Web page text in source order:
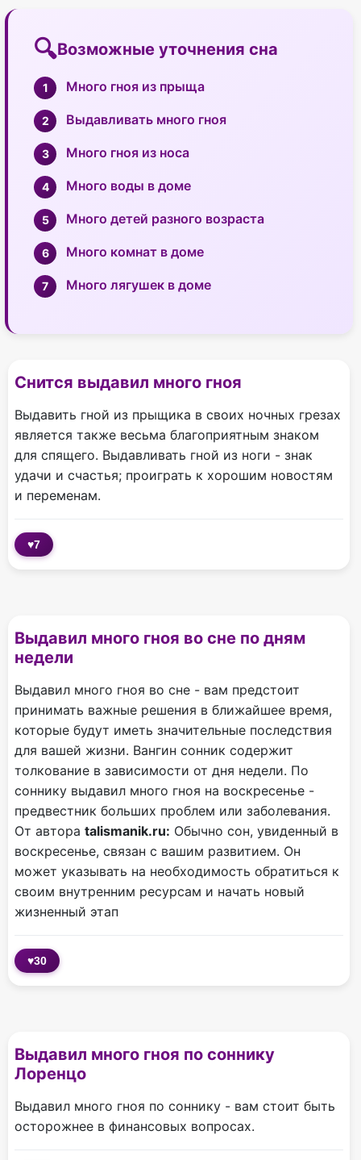
Возможные уточнения сна
Много гноя из прыща
Выдавливать много гноя
Много гноя из носа
Много воды в доме
Много детей разного возраста
Много комнат в доме
Много лягушек в доме
Снится выдавил много гноя
Выдавить гной из прыщика в своих ночных грезах
является также весьма благоприятным знаком
для спящего. Выдавливать гной из ноги - знак
удачи и счастья; проиграть к хорошим новостям
и переменам.
♥7
Выдавил много гноя во сне по дням
недели
Выдавил много гноя во сне - вам предстоит
принимать важные решения в ближайшее время,
которые будут иметь значительные последствия
для вашей жизни. Вангин сонник содержит
толкование в зависимости от дня недели. По
соннику выдавил много гноя на воскресенье -
предвестник больших проблем или заболевания.
От автора talismanik.ru: Обычно сон, увиденный в
воскресенье, связан с вашим развитием. Он
может указывать на необходимость обратиться к
своим внутренним ресурсам и начать новый
жизненный этап
♥30
Выдавил много гноя по соннику
Лоренцо
Выдавил много гноя по соннику - вам стоит быть
осторожнее в финансовых вопросах.